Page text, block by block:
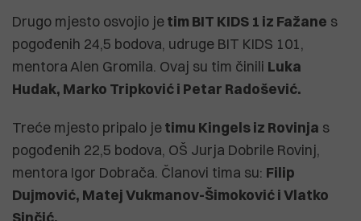
Drugo mjesto osvojio jetim BIT KIDS 1 iz Fažane s
pogođenih 24,5 bodova, udruge BIT KIDS 101,
mentora Alen Gromila. Ovaj su tim činili Luka
Hudak, Marko Tripković i Petar Radošević.
Treće mjesto pripalo jetimu Kingels iz Rovinja s
pogođenih 22,5 bodova, OŠ Jurja Dobrile Rovinj,
mentora Igor Dobrača. Članovi tima su: Filip
Dujmović, Matej Vukmanov-Šimoković i Vlatko